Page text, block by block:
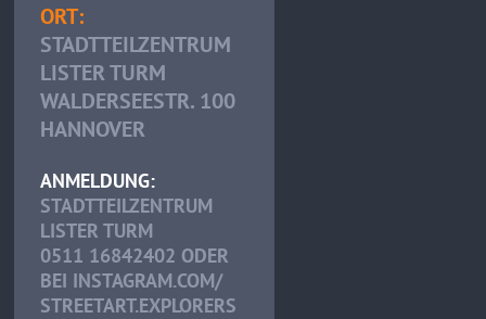
ORT:
STADTTEILZENTRUM
LISTER TURM
WALDERSEESTR. 100
HANNOVER
ANMELDUNG:
STADTTEILZENTRUM
LISTER TURM
0511 16842402 ODER
BEI INSTAGRAM.COM/
STREETART.EXPLORERS